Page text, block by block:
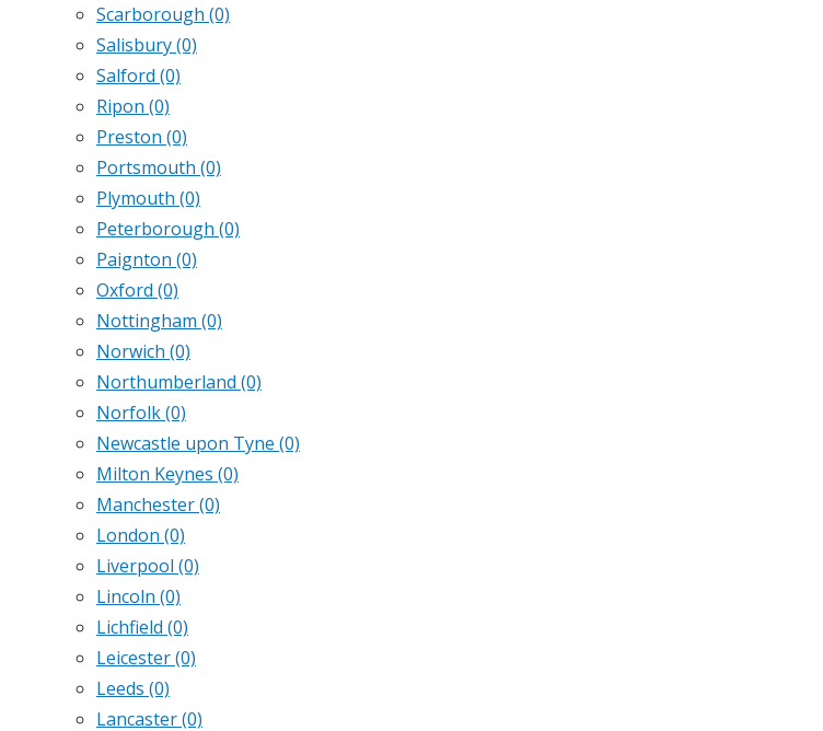
Scarborough (0)
Salisbury(0)
Salford (0)
Ripon (0)
Preston (0)
Portsmouth (0)
Plymouth (0)
Peterborough (0)
Paignton (0)
Oxford (0)
Nottingham (0)
Norwich (0)
Northumberland (0)
Norfolk(0)
Newcastle upon Tyne (0)
Milton Keynes (0)
Manchester(0)
London (0)
Liverpool (0)
Lincoln (0)
Lichfield (0)
Leicester(0)
Leeds (0)
Lancaster(0)